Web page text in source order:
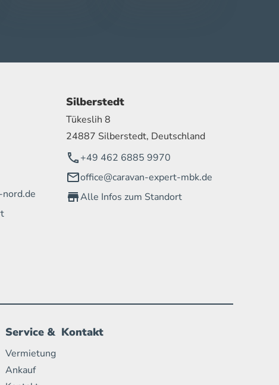
Silberstedt
Tükeslih 8
24887 Silberstedt, Deutschland
+49 462 6885 9970
office@caravan-expert-mbk.de
Alle Infos zum Standort
Service & Kontakt
Vermietung
Ankauf